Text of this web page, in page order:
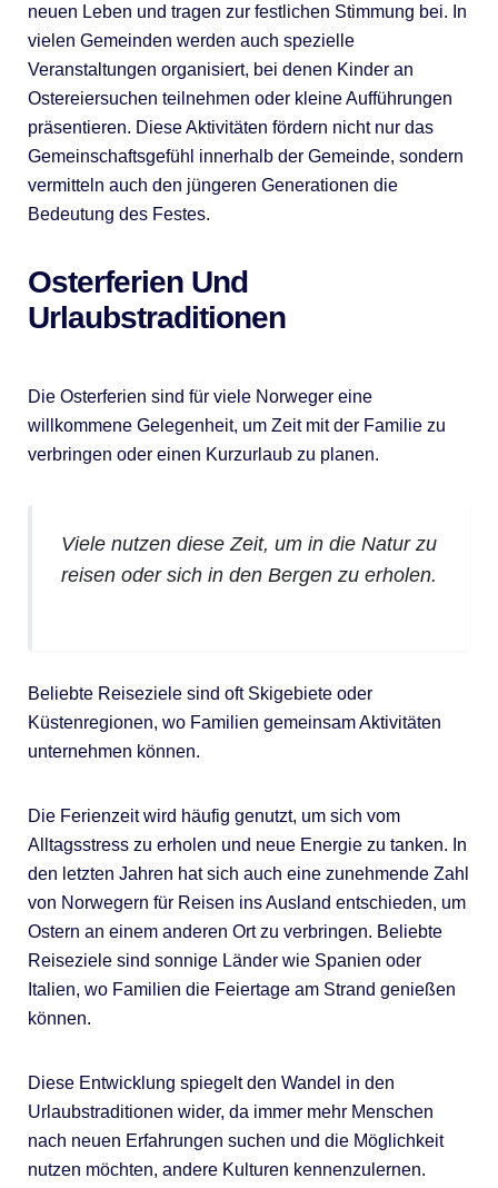
neuen Leben und tragen zur festlichen Stimmung bei. In
vielen Gemeinden werden auch spezielle
Veranstaltungen organisiert, bei denen Kinder an
Ostereiersuchen teilnehmen oder kleine Aufführungen
präsentieren. Diese Aktivitäten fördern nicht nur das
Gemeinschaftsgefühl innerhalb der Gemeinde, sondern
vermitteln auch den jüngeren Generationen die
Bedeutung des Festes.
Osterferien Und
Urlaubstraditionen
Die Osterferien sind für viele Norweger eine
willkommene Gelegenheit, um Zeit mit der Familie zu
verbringen oder einen Kurzurlaub zu planen.
Viele nutzen diese Zeit, um in die Natur zu
reisen oder sich in den Bergen zu erholen.
Beliebte Reiseziele sind oft Skigebiete oder
Küstenregionen, wo Familien gemeinsam Aktivitäten
unternehmen können.
Die Ferienzeit wird häufig genutzt, um sich vom
Alltagsstress zu erholen und neue Energie zu tanken. In
den letzten Jahren hat sich auch eine zunehmende Zahl
von Norwegern für Reisen ins Ausland entschieden, um
Ostern an einem anderen Ort zu verbringen. Beliebte
Reiseziele sind sonnige Länder wie Spanien oder
Italien, wo Familien die Feiertage am Strand genießen
können.
Diese Entwicklung spiegelt den Wandel in den
Urlaubstraditionen wider, da immer mehr Menschen
nach neuen Erfahrungen suchen und die Möglichkeit
nutzen möchten, andere Kulturen kennenzulernen.